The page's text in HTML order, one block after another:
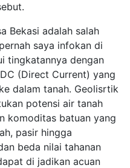
Bekasi adalah salah
saya infokan di
tingkatannya dengan
(Direct Current) yang
dalam tanah. Geolisrtik
potensi air tanah
komoditas batuan yang
pasir hingga
beda nilai tahanan
di jadikan acuan